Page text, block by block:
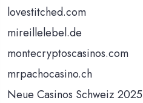
lovestitched.com
mireillelebel.de
montecryptoscasinos.com
mrpachocasino.ch
Neue Casinos Schweiz 2025